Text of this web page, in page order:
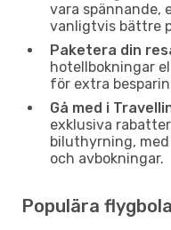
vara spännande,
vanligtvis bättre
Paketera din
hotellbokningar
för extra
Gå med i
exklusiva
biluthyrning,
och avbokningar.
Populära